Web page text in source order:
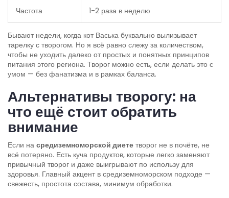
Частота 1-2 раза в неделю
Бывают недели, когда кот Васька буквально вылизывает
тарелку с творогом. Но я всё равно слежу за количеством,
чтобы не уходить далеко от простых и понятных принципов
питания этого региона. Творог можно есть, если делать это с
умом — без фанатизма и в рамках баланса.
Альтернативы творогу: на
что ещё стоит обратить
внимание
Если на средиземноморской диете творог не в почёте, не
всё потеряно. Есть куча продуктов, которые легко заменяют
привычный творог и даже выигрывают по использу для
здоровья. Главный акцент в средиземноморском подходе —
свежесть, простота состава, минимум обработки.